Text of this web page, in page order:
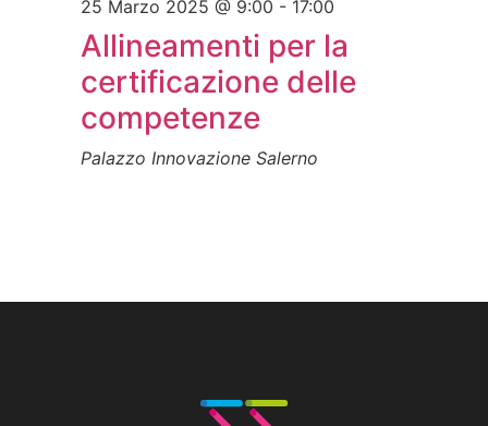
25 Marzo 2025 @ 9:00 - 17:00
Allineamenti per la
certificazione delle
competenze
Palazzo Innovazione Salerno